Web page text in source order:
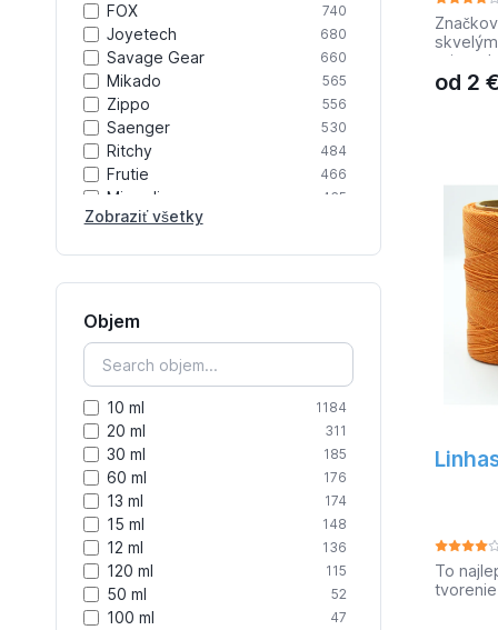
FOX 740
Joyetech 680
Savage Gear 660
Mikado 565
Zippo 556
Saenger 530
Ritchy 484
Frutie 466
Mivardi 465
Delphin
YarnArt
Vaporesso
Berkley
Zobraziť všetky
Objem
10 ml 1184
20 ml 311
30 ml 185
60 ml 176
13 ml 174
15 ml 148
12 ml 136
120 ml 115
50 ml 52
100 ml 47
30 ks
od 2 €
To